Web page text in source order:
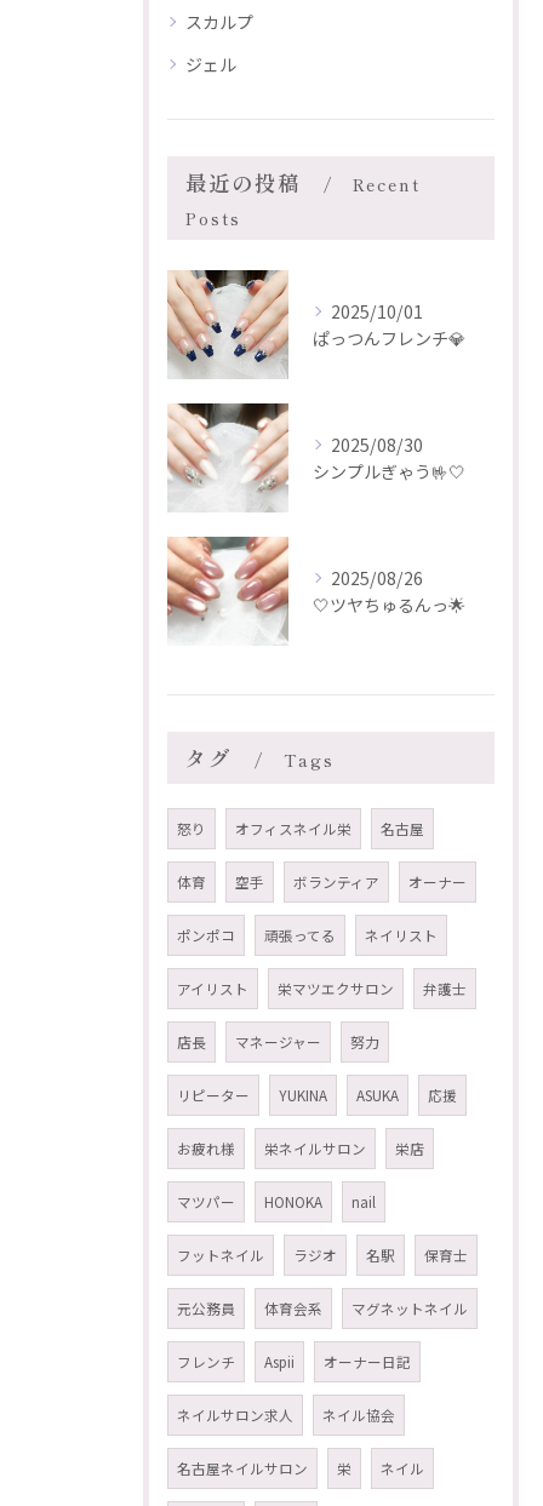
スカルプ
ジェル
最近の投稿
Recent
Posts
2025/10/01
ぱっつんフレンチ💎
2025/08/30
シンプルぎゃう🤟🤍
2025/08/26
🤍ツヤちゅるんっ🌟
タグ Tags
怒り オフィスネイル栄 名古屋
体育 空手 ボランティア オーナー
ポンポコ 頑張ってる ネイリスト
アイリスト 栄マツエクサロン 弁護士
店長 マネージャー 努力
リピーター YUKINA ASUKA 応援
お疲れ様 栄ネイルサロン 栄店
マツパー HONOKA nail
フットネイル ラジオ 名駅 保育士
元公務員 体育会系 マグネットネイル
フレンチ Aspii オーナー日記
ネイルサロン求人 ネイル協会
名古屋ネイルサロン 栄 ネイル